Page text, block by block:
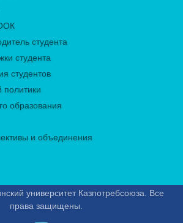
студента
студента
студентов
образования
и объединения
университет Казпотребсоюза. Все
права защищены.